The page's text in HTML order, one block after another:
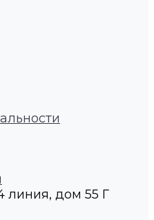
линия, дом 55 Г